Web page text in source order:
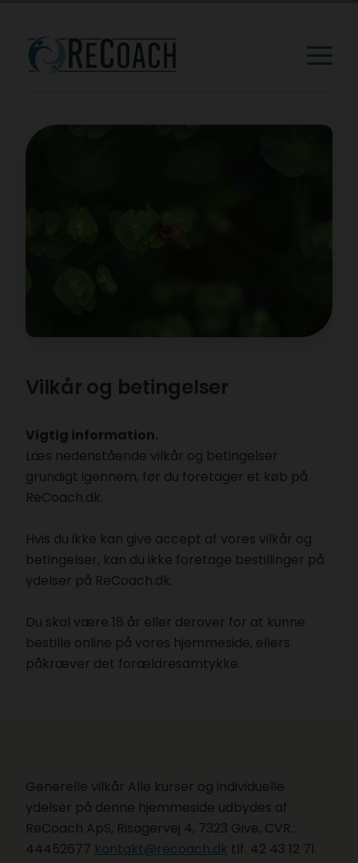
Vilkår og betingelser
Vigtig information.
Læs nedenstående vilkår og betingelser
grundigt igennem, før du foretager et køb på
ReCoach.dk.
Hvis du ikke kan give accept af vores vilkår og
betingelser, kan du ikke foretage bestillinger på
ydelser på ReCoach.dk.
Du skal være 18 år eller derover for at kunne
bestille online på vores hjemmeside, ellers
påkræver det forældresamtykke.
Generelle vilkår Alle kurser og individuelle
ydelser på denne hjemmeside udbydes af
ReCoach ApS, Risagervej 4, 7323 Give, CVR.:
44452677 kontakt@recoach.dk tlf. 42 43 12 71.